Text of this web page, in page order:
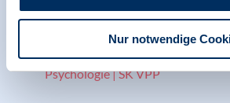
Nur notwendige
Pressespiegel | Digitale
Psychologie | SK VPP